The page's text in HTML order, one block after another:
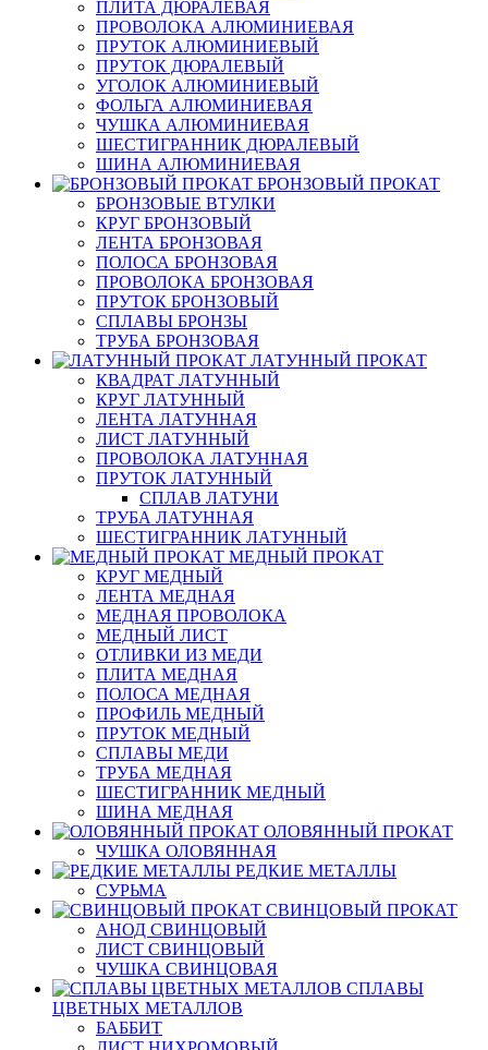
ПЛИТА ДЮРАЛЕВАЯ
ПРОВОЛОКА АЛЮМИНИЕВАЯ
ПРУТОК АЛЮМИНИЕВЫЙ
ПРУТОК ДЮРАЛЕВЫЙ
УГОЛОК АЛЮМИНИЕВЫЙ
ФОЛЬГА АЛЮМИНИЕВАЯ
ЧУШКА АЛЮМИНИЕВАЯ
ШЕСТИГРАННИК ДЮРАЛЕВЫЙ
ШИНА АЛЮМИНИЕВАЯ
БРОНЗОВЫЙ ПРОКАТ
БРОНЗОВЫЕ ВТУЛКИ
КРУГ БРОНЗОВЫЙ
ЛЕНТА БРОНЗОВАЯ
ПОЛОСА БРОНЗОВАЯ
ПРОВОЛОКА БРОНЗОВАЯ
ПРУТОК БРОНЗОВЫЙ
СПЛАВЫ БРОНЗЫ
ТРУБА БРОНЗОВАЯ
ЛАТУННЫЙ ПРОКАТ
КВАДРАТ ЛАТУННЫЙ
КРУГ ЛАТУННЫЙ
ЛЕНТА ЛАТУННАЯ
ЛИСТ ЛАТУННЫЙ
ПРОВОЛОКА ЛАТУННАЯ
ПРУТОК ЛАТУННЫЙ
СПЛАВ ЛАТУНИ
ТРУБА ЛАТУННАЯ
ШЕСТИГРАННИК ЛАТУННЫЙ
МЕДНЫЙ ПРОКАТ
КРУГ МЕДНЫЙ
ЛЕНТА МЕДНАЯ
МЕДНАЯ ПРОВОЛОКА
МЕДНЫЙ ЛИСТ
ОТЛИВКИ ИЗ МЕДИ
ПЛИТА МЕДНАЯ
ПОЛОСА МЕДНАЯ
ПРОФИЛЬ МЕДНЫЙ
ПРУТОК МЕДНЫЙ
СПЛАВЫ МЕДИ
ТРУБА МЕДНАЯ
ШЕСТИГРАННИК МЕДНЫЙ
ШИНА МЕДНАЯ
ОЛОВЯННЫЙ ПРОКАТ
ЧУШКА ОЛОВЯННАЯ
РЕДКИЕ МЕТАЛЛЫ
СУРЬМА
СВИНЦОВЫЙ ПРОКАТ
АНОД СВИНЦОВЫЙ
ЛИСТ СВИНЦОВЫЙ
ЧУШКА СВИНЦОВАЯ
СПЛАВЫ
ЦВЕТНЫХ МЕТАЛЛОВ
БАББИТ